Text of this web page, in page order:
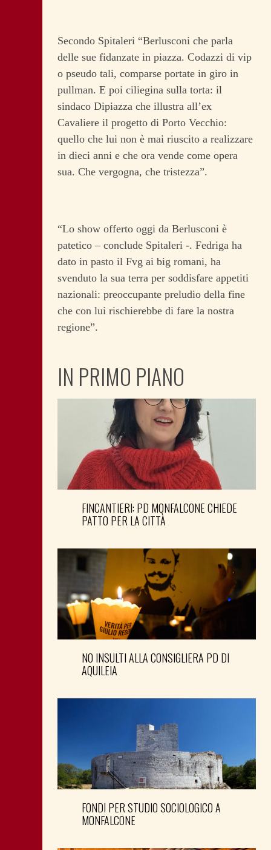
Secondo Spitaleri “Berlusconi che parla
delle sue fidanzate in piazza. Codazzi di vip
o pseudo tali, comparse portate in giro in
pullman. E poi ciliegina sulla torta: il
sindaco Dipiazza che illustra all’ex
Cavaliere il progetto di Porto Vecchio:
quello che lui non è mai riuscito a realizzare
in dieci anni e che ora vende come opera
sua. Che vergogna, che tristezza”.
“Lo show offerto oggi da Berlusconi è
patetico – conclude Spitaleri -. Fedriga ha
dato in pasto il Fvg ai big romani, ha
svenduto la sua terra per soddisfare appetiti
nazionali: preoccupante preludio della fine
che con lui rischierebbe di fare la nostra
regione”.
IN PRIMO PIANO
FINCANTIERI: PD MONFALCONE CHIEDE
PATTO PER LA CITTÀ
NO INSULTI ALLA CONSIGLIERA PD DI
AQUILEIA
FONDI PER STUDIO SOCIOLOGICO A
MONFALCONE